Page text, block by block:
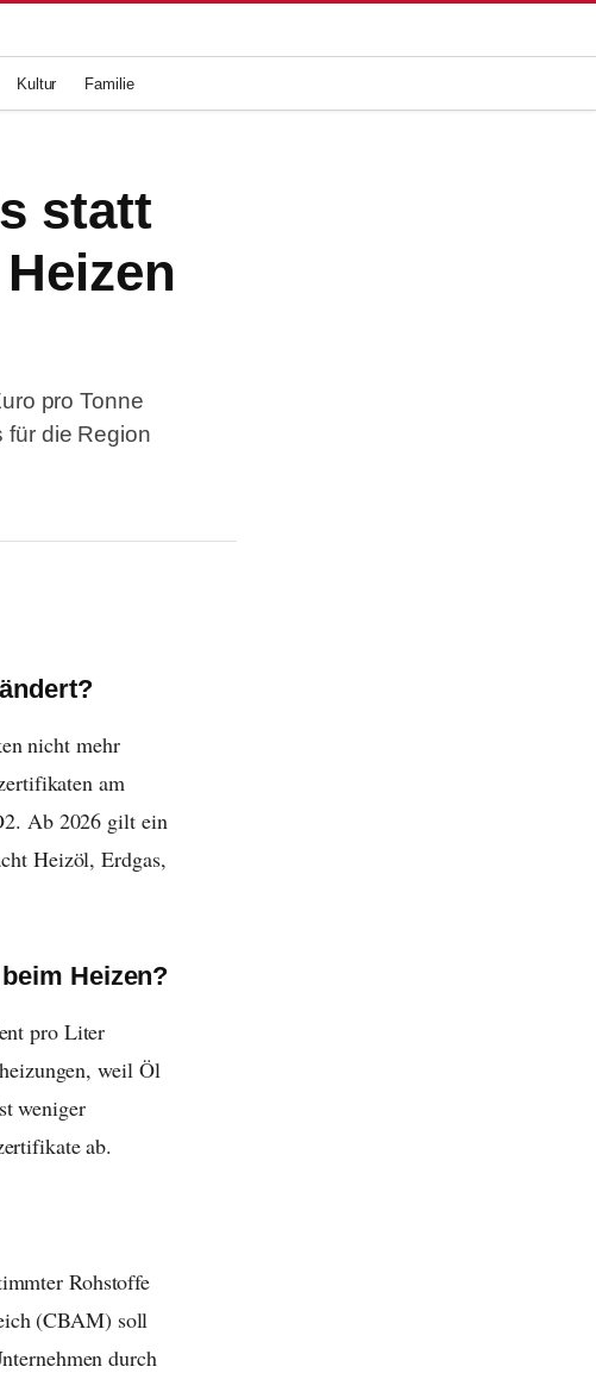
Kultur Familie
statt
pro Tonne
für die Region
nicht mehr
am
Ab 2026 gilt ein
Heizöl, Erdgas,
Heizen?
pro Liter
weil Öl
weniger
ab.
Rohstoffe
(CBAM) soll
durch